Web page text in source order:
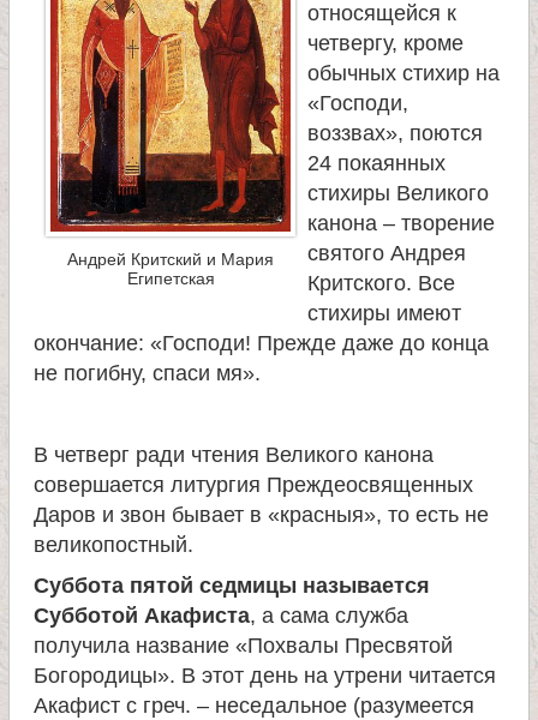
Андрей Критский и Мария
Египетская
относящейся к
четвергу, кроме
обычных стихир на
«Господи,
воззвах», поются
24 покаянных
стихиры Великого
канона – творение
святого Андрея
Критского. Все
стихиры имеют
окончание: «Господи! Прежде даже до конца
не погибну, спаси мя».
В четверг ради чтения Великого канона
совершается литургия Преждеосвященных
Даров и звон бывает в «красныя», то есть не
великопостный.
Суббота пятой седмицы называется
Субботой Акафиста, а сама служба
получила название «Похвалы Пресвятой
Богородицы». В этот день на утрени читается
Акафист с греч. – неседальное (разумеется